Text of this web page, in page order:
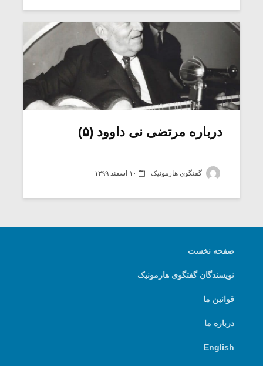
درباره مرتضی نی داوود (۵)
گفتگوی هارمونیک ۱۰ اسفند ۱۳۹۹
صفحه نخست
نویسندگان گفتگوی هارمونیک
قوانین ما
درباره ما
English
میکلوش روژا موریس ژار